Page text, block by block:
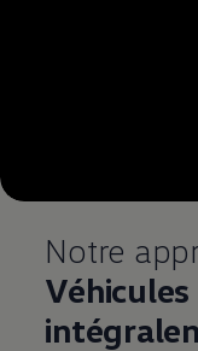
Notre